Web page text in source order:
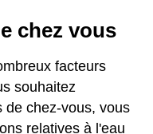
chez vous
facteurs
souhaitez
de chez-vous, vous
relatives à l'eau